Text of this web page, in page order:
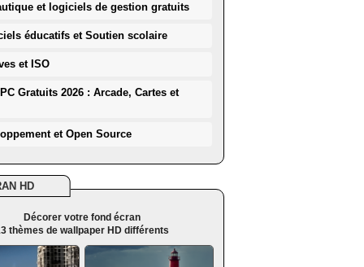
et logiciels de gestion gratuits
éducatifs et Soutien scolaire
et ISO
Gratuits 2026 : Arcade, Cartes et
et Open Source
HD
Décorer votre fond écran
thèmes de wallpaper HD différents